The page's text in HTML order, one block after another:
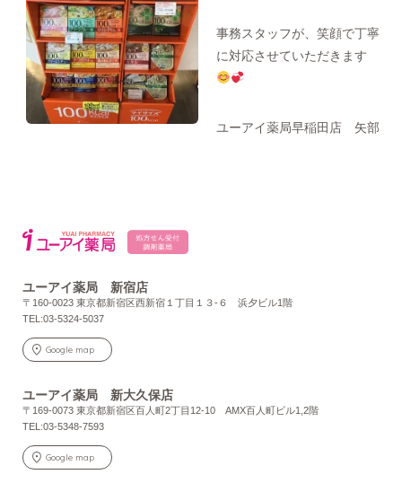
事務スタッフが、笑顔で丁寧
に対応させていただきます
ユーアイ薬局早稲田店 矢部
ユーアイ薬局 新宿店
〒160-0023 東京都新宿区西新宿１丁目１３-６ 浜夕ビル1階
TEL:03-5324-5037
Google map
ユーアイ薬局 新大久保店
〒169-0073 東京都新宿区百人町2丁目12-10 AMX百人町ビル1,2階
TEL:03-5348-7593
Google map